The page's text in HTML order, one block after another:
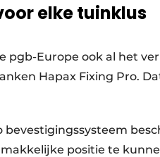
elke tuinklus
pgb-Europe ook al het
Hapax Fixing Pro.
bevestigingssysteem
positie te